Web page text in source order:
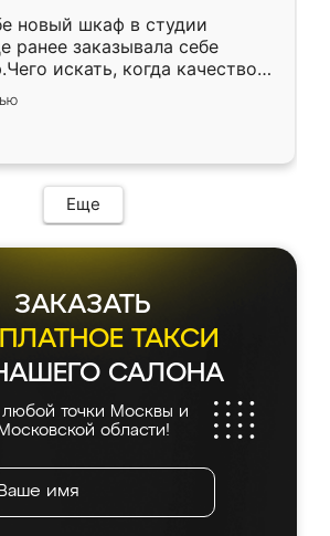
новый шкаф в студии
ранее заказывала себе
искать, когда качеством
Служит кухня уже почти
нет.
Еще
ЗАКАЗАТЬ
ТАКСИ
САЛОНА
любой точки Москвы и
Московской области!